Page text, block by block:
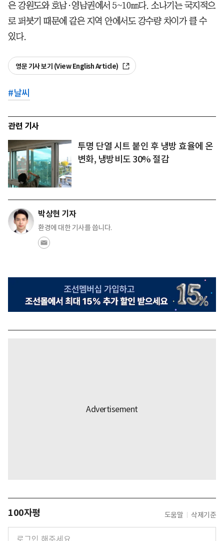
은 강원도와 호남·영남권에서 5~10㎜다. 소나기는 국지적으
로 퍼붓기 때문에 같은 지역 안에서도 강수량 차이가 클 수
있다.
영문 기사 보기 (View English Article)
#날씨
관련 기사
투명 단열 시트 붙인 후 냉방 효율에 온
변화, 냉방비도 30% 절감
박상현 기자
환경에 대한 기사를 씁니다.
100자평 도움말 삭제기준